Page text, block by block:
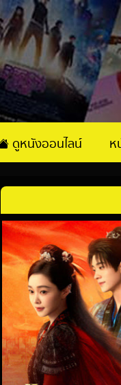
ดูหนังออนไลน์ ห